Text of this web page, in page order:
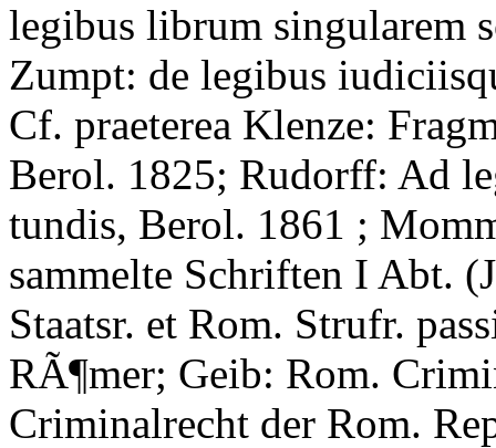
legibus librum singularem
Zumpt: de legibus
Cf. praeterea Klenze:
Berol. 1825; Rudorff: Ad
tundis, Berol. 1861 ;
sammelte Schriften I Abt.
Staatsr. et Rom. Strufr.
RÃ¶mer; Geib: Rom.
Criminalrecht der Rom.